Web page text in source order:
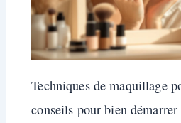
Techniques de maquillage
conseils pour bien démarrer